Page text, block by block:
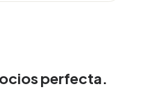
perfecta.